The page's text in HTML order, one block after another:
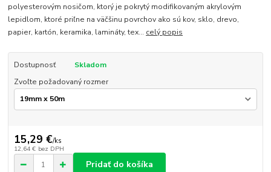
polyesterovým nosičom, ktorý je pokrytý modifikovaným akrylovým
lepidlom, ktoré priľne na väčšinu povrchov ako sú kov, sklo, drevo,
papier, kartón, keramika, lamináty, tex... celý popis
Dostupnosť
Skladom
Zvoľte požadovaný rozmer
15,29 €/ks
12,64 € bez DPH
Pridať do košíka